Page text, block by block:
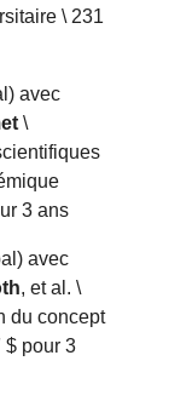
\ 231
avec
\
3 ans
avec
, et al. \
du concept
$ pour 3